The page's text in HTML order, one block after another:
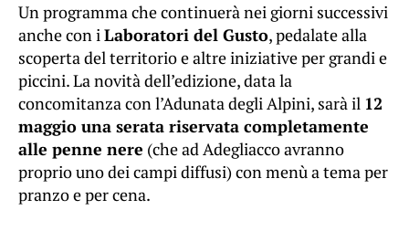
Un programma che continuerà nei giorni successivi
anche con iLaboratori del Gusto, pedalate alla
scoperta del territorio e altre iniziative per grandi e
piccini. La novità dell’edizione, data la
concomitanza con l’Adunata degli Alpini, sarà il 12
maggio una serata riservata completamente
alle penne nere (che ad Adegliacco avranno
proprio uno dei campi diffusi) con menù a tema per
pranzo e per cena.